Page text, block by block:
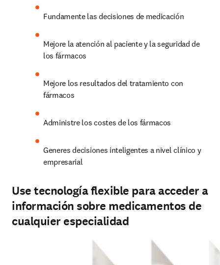
Fundamente las decisiones de medicación
Mejore la atención al paciente y la seguridad de
los fármacos
Mejore los resultados del tratamiento con
fármacos
Administre los costes de los fármacos
Generes decisiones inteligentes a nivel clínico y
empresarial
Use tecnología flexible para acceder a
información sobre medicamentos de
cualquier especialidad